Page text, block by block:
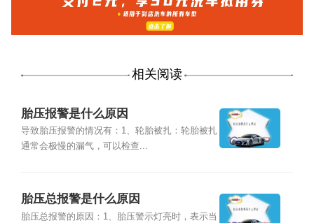
相关阅读
胎压报警是什么原因
导致胎压报警的情况有：1、轮胎被扎：轮胎被扎
通常会极慢的漏气，可以检查...
胎压总报警是什么原因
胎压总报警的原因：1、胎压警示灯亮时，表示当